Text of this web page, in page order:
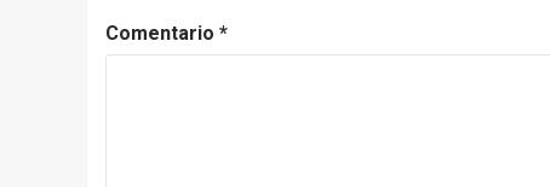
Comentario *